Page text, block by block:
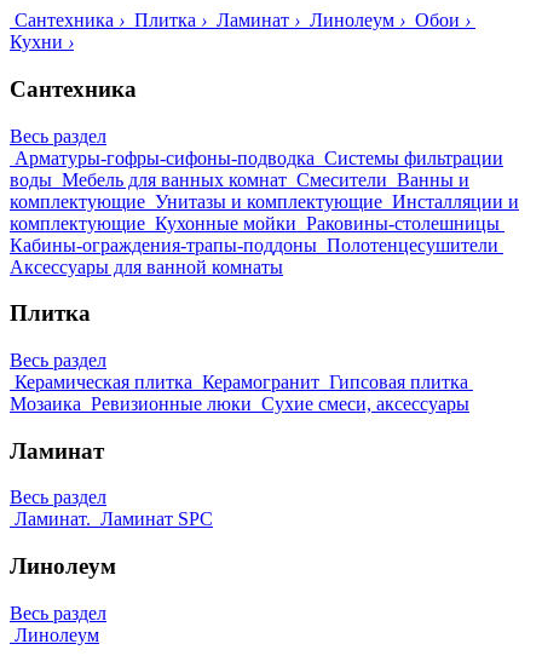
Сантехника › Плитка › Ламинат › Линолеум › Обои ›
Кухни ›
Сантехника
Весь раздел
Арматуры-гофры-сифоны-подводка Системы фильтрации
воды Мебель для ванных комнат Смесители Ванны и
комплектующие Унитазы и комплектующие Инсталляции и
комплектующие Кухонные мойки Раковины-столешницы
Кабины-ограждения-трапы-поддоны Полотенцесушители
Аксессуары для ванной комнаты
Плитка
Весь раздел
Керамическая плитка Керамогранит Гипсовая плитка
Мозаика Ревизионные люки Сухие смеси, аксессуары
Ламинат
Весь раздел
Ламинат. Ламинат SPC
Линолеум
Весь раздел
Линолеум